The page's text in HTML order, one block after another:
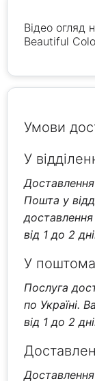
Відео огляд
Beautiful
Умови
У
Пошта у
від 1 до 2
У
Послуга
по Україні.
від 1 до 2